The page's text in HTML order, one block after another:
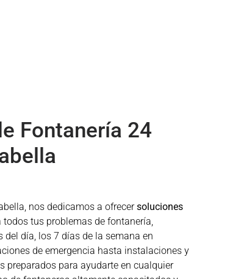
Fontanería 24
, nos dedicamos a ofrecersoluciones
todos tus problemas de fontanería,
día, los 7 días de la semana en
de emergencia hasta instalaciones y
preparados para ayudarte en cualquier